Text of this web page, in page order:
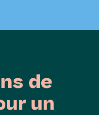
de
un